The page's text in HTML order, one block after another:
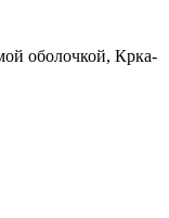
оболочкой, Крка-